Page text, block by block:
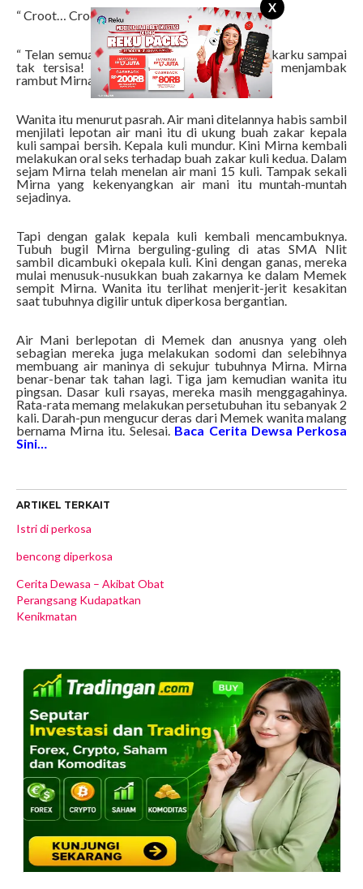
X
“ Croot… Croot… Croot… ”
“ Telan semua air maninya, bersihkan buah zakarku sampai
tak tersisa! ” perintah kepala kuli sambil menjambak
rambut Mirna.
Wanita itu menurut pasrah. Air mani ditelannya habis sambil
menjilati lepotan air mani itu di ukung buah zakar kepala
kuli sampai bersih. Kepala kuli mundur. Kini Mirna kembali
melakukan oral seks terhadap buah zakar kuli kedua. Dalam
sejam Mirna telah menelan air mani 15 kuli. Tampak sekali
Mirna yang kekenyangkan air mani itu muntah-muntah
sejadinya.
Tapi dengan galak kepala kuli kembali mencambuknya.
Tubuh bugil Mirna berguling-guling di atas SMA Nlit
sambil dicambuki okepala kuli. Kini dengan ganas, mereka
mulai menusuk-nusukkan buah zakarnya ke dalam Memek
sempit Mirna. Wanita itu terlihat menjerit-jerit kesakitan
saat tubuhnya digilir untuk diperkosa bergantian.
Air Mani berlepotan di Memek dan anusnya yang oleh
sebagian mereka juga melakukan sodomi dan selebihnya
membuang air maninya di sekujur tubuhnya Mirna. Mirna
benar-benar tak tahan lagi. Tiga jam kemudian wanita itu
pingsan. Dasar kuli rsayas, mereka masih menggagahinya.
Rata-rata memang melakukan persetubuhan itu sebanyak 2
kali. Darah-pun mengucur deras dari Memek wanita malang
bernama Mirna itu. Selesai. Baca Cerita Dewsa Perkosa
Sini…
ARTIKEL TERKAIT
Istri di perkosa
bencong diperkosa
Cerita Dewasa – Akibat Obat
Perangsang Kudapatkan
Kenikmatan